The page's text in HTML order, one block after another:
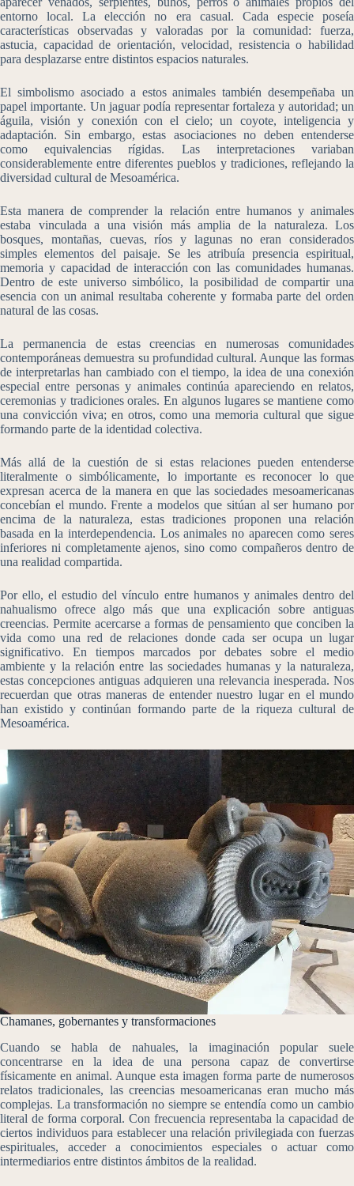
entorno local. La elección no era casual. Cada especie poseía
características observadas y valoradas por la comunidad: fuerza,
astucia, capacidad de orientación, velocidad, resistencia o habilidad
para desplazarse entre distintos espacios naturales.
El simbolismo asociado a estos animales también desempeñaba un
papel importante. Un jaguar podía representar fortaleza y autoridad; un
águila, visión y conexión con el cielo; un coyote, inteligencia y
adaptación. Sin embargo, estas asociaciones no deben entenderse
como equivalencias rígidas. Las interpretaciones variaban
considerablemente entre diferentes pueblos y tradiciones, reflejando la
diversidad cultural de Mesoamérica.
Esta manera de comprender la relación entre humanos y animales
estaba vinculada a una visión más amplia de la naturaleza. Los
bosques, montañas, cuevas, ríos y lagunas no eran considerados
simples elementos del paisaje. Se les atribuía presencia espiritual,
memoria y capacidad de interacción con las comunidades humanas.
Dentro de este universo simbólico, la posibilidad de compartir una
esencia con un animal resultaba coherente y formaba parte del orden
natural de las cosas.
La permanencia de estas creencias en numerosas comunidades
contemporáneas demuestra su profundidad cultural. Aunque las formas
de interpretarlas han cambiado con el tiempo, la idea de una conexión
especial entre personas y animales continúa apareciendo en relatos,
ceremonias y tradiciones orales. En algunos lugares se mantiene como
una convicción viva; en otros, como una memoria cultural que sigue
formando parte de la identidad colectiva.
Más allá de la cuestión de si estas relaciones pueden entenderse
literalmente o simbólicamente, lo importante es reconocer lo que
expresan acerca de la manera en que las sociedades mesoamericanas
concebían el mundo. Frente a modelos que sitúan al ser humano por
encima de la naturaleza, estas tradiciones proponen una relación
basada en la interdependencia. Los animales no aparecen como seres
inferiores ni completamente ajenos, sino como compañeros dentro de
una realidad compartida.
Por ello, el estudio del vínculo entre humanos y animales dentro del
nahualismo ofrece algo más que una explicación sobre antiguas
creencias. Permite acercarse a formas de pensamiento que conciben la
vida como una red de relaciones donde cada ser ocupa un lugar
significativo. En tiempos marcados por debates sobre el medio
ambiente y la relación entre las sociedades humanas y la naturaleza,
estas concepciones antiguas adquieren una relevancia inesperada. Nos
recuerdan que otras maneras de entender nuestro lugar en el mundo
han existido y continúan formando parte de la riqueza cultural de
Mesoamérica.
Chamanes, gobernantes y transformaciones
Cuando se habla de nahuales, la imaginación popular suele
concentrarse en la idea de una persona capaz de convertirse
físicamente en animal. Aunque esta imagen forma parte de numerosos
relatos tradicionales, las creencias mesoamericanas eran mucho más
complejas. La transformación no siempre se entendía como un cambio
literal de forma corporal. Con frecuencia representaba la capacidad de
ciertos individuos para establecer una relación privilegiada con fuerzas
espirituales, acceder a conocimientos especiales o actuar como
intermediarios entre distintos ámbitos de la realidad.